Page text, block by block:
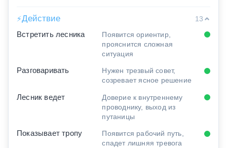
⚡Действие
13
Встретить лесника
Появится ориентир,
прояснится сложная
ситуация
Разговаривать
Нужен трезвый совет,
созревает ясное решение
Лесник ведет
Доверие к внутреннему
проводнику, выход из
путаницы
Показывает тропу
Появится рабочий путь,
спадет лишняя тревога